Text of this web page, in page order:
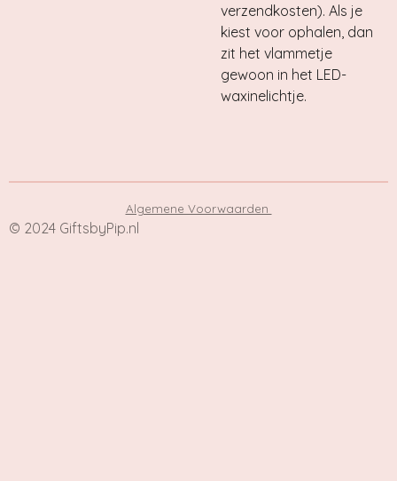
verzendkosten). Als je
kiest voor ophalen, dan
zit het vlammetje
gewoon in het LED-
waxinelichtje.
Algemene Voorwaarden
© 2024 GiftsbyPip.nl